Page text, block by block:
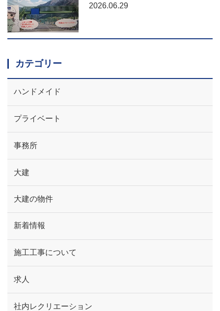
2026.06.29
カテゴリー
ハンドメイド
プライベート
事務所
大建
大建の物件
新着情報
施工工事について
求人
社内レクリエーション